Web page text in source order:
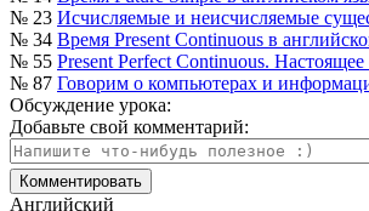
№ 23 Исчисляемые и неисчисляемые
№ 34 Время Present Continuous в
№ 55 Present Perfect Continuous.
№ 87 Говорим о компьютерах и
Обсуждение урока:
Добавьте свой комментарий:
Английский